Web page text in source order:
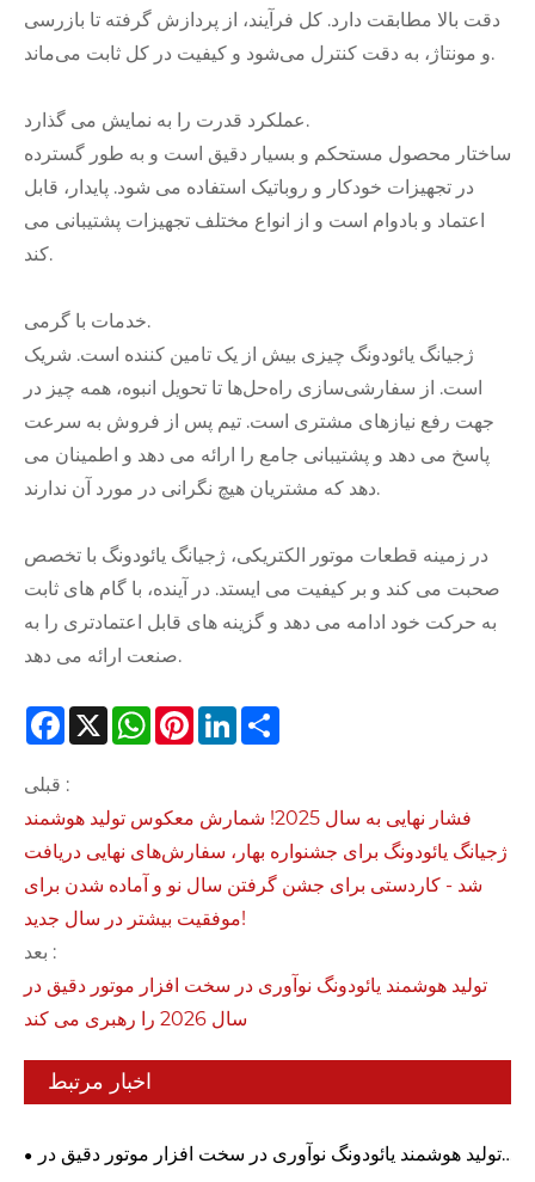
دقت بالا مطابقت دارد. کل فرآیند، از پردازش گرفته تا بازرسی
و مونتاژ، به دقت کنترل می‌شود و کیفیت در کل ثابت می‌ماند.
عملکرد قدرت را به نمایش می گذارد.
ساختار محصول مستحکم و بسیار دقیق است و به طور گسترده
در تجهیزات خودکار و روباتیک استفاده می شود. پایدار، قابل
اعتماد و بادوام است و از انواع مختلف تجهیزات پشتیبانی می
کند.
خدمات با گرمی.
ژجیانگ یائودونگ چیزی بیش از یک تامین کننده است. شریک
است. از سفارشی‌سازی راه‌حل‌ها تا تحویل انبوه، همه چیز در
جهت رفع نیازهای مشتری است. تیم پس از فروش به سرعت
پاسخ می دهد و پشتیبانی جامع را ارائه می دهد و اطمینان می
دهد که مشتریان هیچ نگرانی در مورد آن ندارند.
در زمینه قطعات موتور الکتریکی، ژجیانگ یائودونگ با تخصص
صحبت می کند و بر کیفیت می ایستد. در آینده، با گام های ثابت
به حرکت خود ادامه می دهد و گزینه های قابل اعتمادتری را به
صنعت ارائه می دهد.
Facebook
X WhatsApp
PinterestLinkedIn
قبلی :
فشار نهایی به سال 2025! شمارش معکوس تولید هوشمند
ژجیانگ یائودونگ برای جشنواره بهار، سفارش‌های نهایی دریافت
شد - کاردستی برای جشن گرفتن سال نو و آماده شدن برای
موفقیت بیشتر در سال جدید!
بعد :
تولید هوشمند یائودونگ نوآوری در سخت افزار موتور دقیق در
سال 2026 را رهبری می کند
اخبار مرتبط
تولید هوشمند یائودونگ نوآوری در سخت افزار موتور دقیق در